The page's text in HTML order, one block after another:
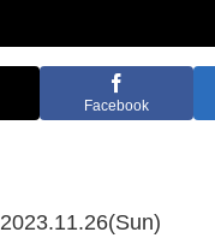
Facebook
2023.11.26(Sun)